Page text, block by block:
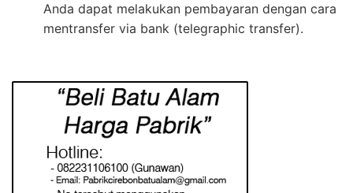
Anda dapat melakukan pembayaran dengan cara
mentransfer via bank (telegraphic transfer).